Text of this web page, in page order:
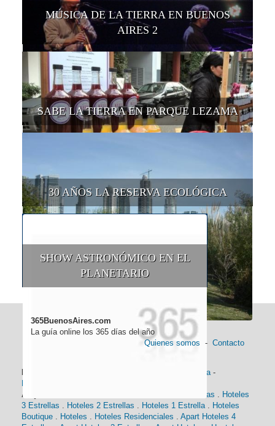
MÚSICA DE LA TIERRA EN BUENOS
AIRES 2
SABE LA TIERRA EN PARQUE LEZAMA
30 AÑOS LA RESERVA ECOLÓGICA
SHOW ASTRONÓMICO EN EL
PLANETARIO
365BuenosAires.com
La guía online los 365 días del año
Quienes somos - Contacto
Historia-
Alojamiento:
Hoteles 4 Estrellas . Hoteles
3 Estrellas . Hoteles 2 Estrellas . Hoteles 1 Estrella. Hoteles
Boutique . Hoteles . Hoteles Residenciales . Apart Hoteles 4